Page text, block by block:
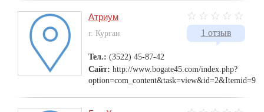
1 отзыв
Атриум
г. Курган
Тел.: (3522) 45-87-42
Сайт: http://www.bogate45.com/index.php?
option=com_content&task=view&id=2&Itemid=9